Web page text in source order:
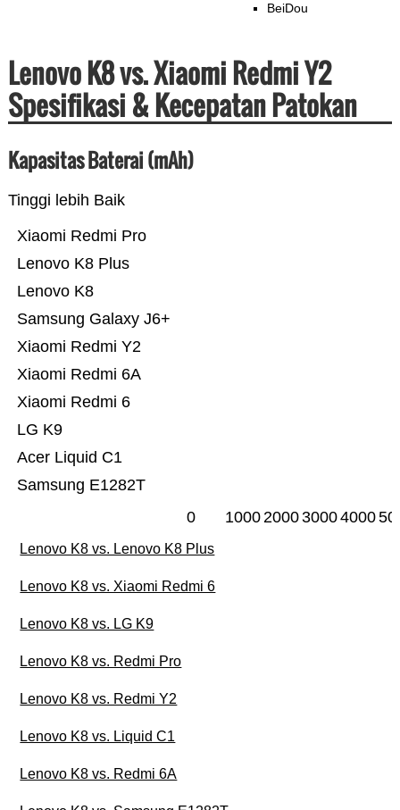
BeiDou
Lenovo K8 vs. Xiaomi Redmi Y2
Spesifikasi & Kecepatan Patokan
Kapasitas Baterai (mAh)
Tinggi lebih Baik
Samsung E1282T
Acer Liquid C1
LG K9
Xiaomi Redmi 6
Xiaomi Redmi 6A
Xiaomi Redmi Y2
Samsung Galaxy J6+
Lenovo K8
Lenovo K8 Plus
Xiaomi Redmi Pro
0 1000200030004000
Lenovo K8 vs. Lenovo K8 Plus
Lenovo K8 vs. Xiaomi Redmi 6
Lenovo K8 vs. LG K9
Lenovo K8 vs. Redmi Pro
Lenovo K8 vs. Redmi Y2
Lenovo K8 vs. Liquid C1
Lenovo K8 vs. Redmi 6A